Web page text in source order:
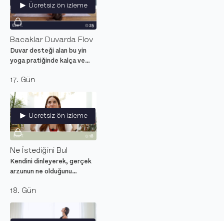
Ücretsiz ön izleme
Bacaklar Duvarda Flov
Duvar desteği alan bu yin
yoga pratiğinde kalça ve
bedeni rahatlat.
17. Gün
Ücretsiz ön izleme
Ne İstediğini Bul
Kendini dinleyerek, gerçek
arzunun ne olduğunu
Ece Targıt'ın
yönlendirmeleri ile hayatının
18. Gün